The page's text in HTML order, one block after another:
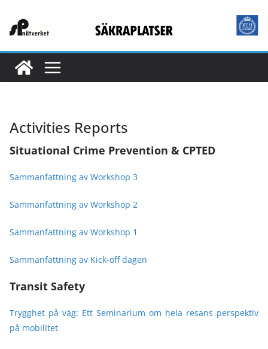
Activities Reports
Situational Crime Prevention & CPTED
Sammanfattning av Workshop 3
Sammanfattning av Workshop 2
Sammanfattning av Workshop 1
Sammanfattning av Kick-off dagen
Transit Safety
Trygghet på väg: Ett Seminarium om hela resans perspektiv
på mobilitet